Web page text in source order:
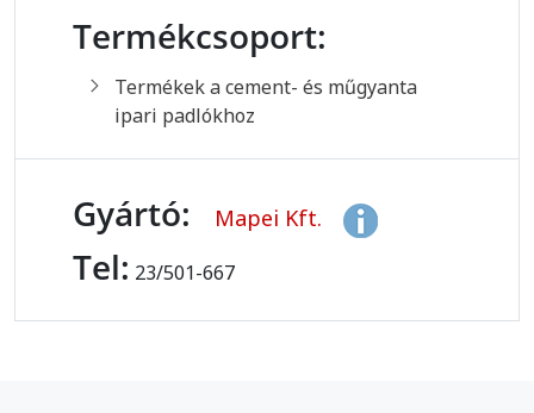
Termékcsoport:
Termékek a cement- és műgyanta
ipari padlókhoz
Gyártó: Mapei Kft.
Tel: 23/501-667